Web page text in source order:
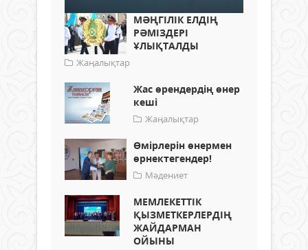
МӘҢГІЛІК ЕЛДІҢ
РӘМІЗДЕРІ
ҰЛЫҚТАЛДЫ
Жаңалықтар
Жас өрендердің өнер
кеші
Жаңалықтар
Өмірлерін өнермен
өрнектегендер!
Мәдениет
МЕМЛЕКЕТТІК
ҚЫЗМЕТКЕРЛЕРДІҢ
ЖАЙДАРМАН
ОЙЫНЫ